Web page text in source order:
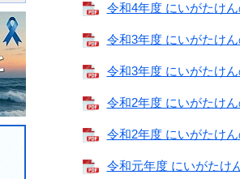
令和4年度 にいがたけ
令和3年度 にいがたけ
令和3年度 にいがたけ
令和2年度 にいがたけ
令和2年度 にいがたけ
令和元年度 にいがたけ